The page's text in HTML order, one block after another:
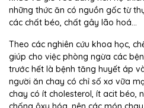
những thức ăn có nguồn gốc từ
các chất béo, chất gây lão hoá...
Theo các nghiên cứu khoa học,
giúp cho việc phòng ngừa các
trước hết là bệnh tăng huyết áp
người ăn chay có chỉ số xơ vữa
chay có ít cholesterol, ít acit béo,